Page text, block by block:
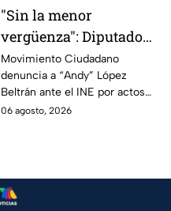
"Sin la menor
vergüenza": Diputado
Juan Zavala denuncia
ante el INE a Andy
López Beltrán por
campaña anticipada en
Movimiento Ciudadano
denuncia a “Andy” López
Beltrán ante el INE por actos
anticipados de campaña en
06 agosto, 2026